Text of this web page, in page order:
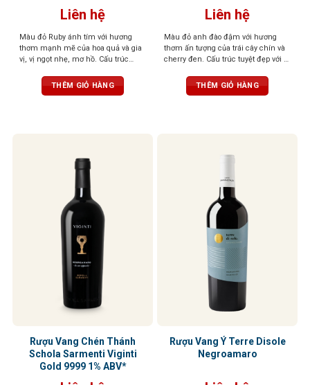
Liên hệ
Màu đỏ Ruby ánh tím với hương
thơm mạnh mẽ của hoa quả và gia
vị, vị ngọt nhẹ, mơ hồ. Cấu trúc
THÊM GIỎ HÀNG
Liên hệ
Màu đỏ anh đào đậm với hương
thơm ấn tượng của trái cây chín và
cherry đen. Cấu trúc tuyệt đẹp với vị
trưởng thành và dẻo dai
THÊM GIỎ HÀNG
Rượu Vang Chén Thánh
Schola Sarmenti Viginti
Gold 9999 1% ABV*
Rượu Vang Ý Terre Disole
Negroamaro